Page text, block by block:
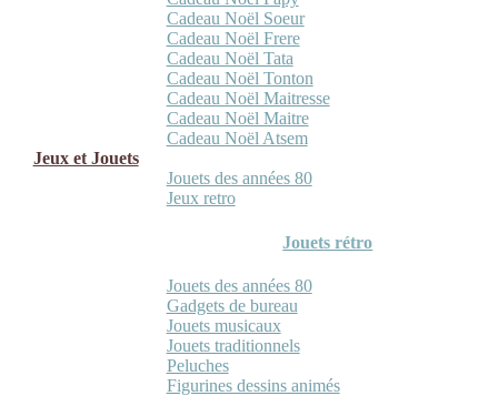
Cadeau Noël Soeur
Cadeau Noël Frere
Cadeau Noël Tata
Cadeau Noël Tonton
Cadeau Noël Maitresse
Cadeau Noël Maitre
Cadeau Noël Atsem
Jeux et Jouets
Jouets des années 80
Jeux retro
Jouets rétro
Jouets des années 80
Gadgets de bureau
Jouets musicaux
Jouets traditionnels
Peluches
Figurines dessins animés